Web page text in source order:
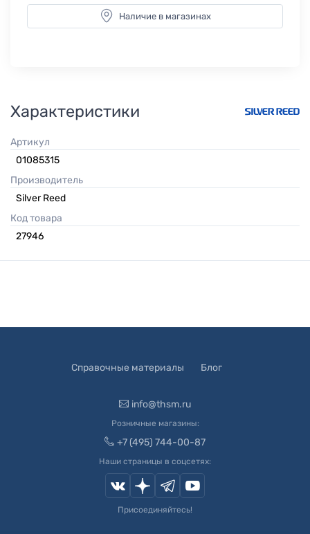
Наличие в магазинах
Характеристики
Артикул
01085315
Производитель
Silver Reed
Код товара
27946
Справочные материалы Блог
info@thsm.ru
Розничные магазины:
+7 (495) 744-00-87
Наши страницы в соцсетях:
Присоединяйтесь!